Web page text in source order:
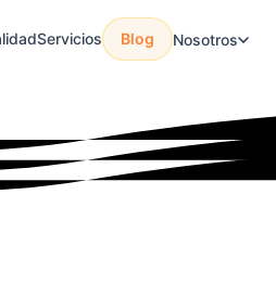
Servicios Blog Nosotros